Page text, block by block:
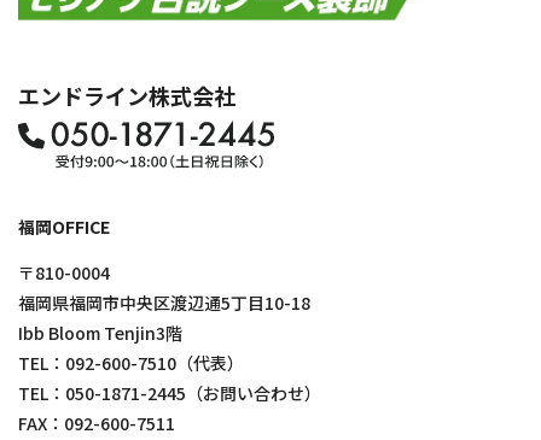
エンドライン株式会社
福岡OFFICE
〒810-0004
福岡県福岡市中央区渡辺通5丁目10-18
Ibb Bloom Tenjin3階
TEL： 092-600-7510 （代表）
TEL： 050-1871-2445 （お問い合わせ）
FAX：092-600-7511